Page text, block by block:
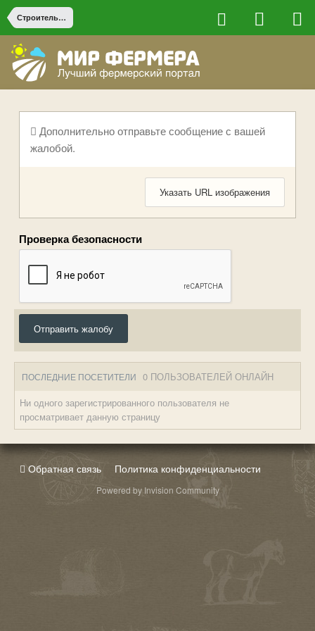
Строительство на ферме
Дополнительно отправьте сообщение с вашей
жалобой.
Указать URL изображения
Проверка безопасности
Отправить жалобу
ПОСЛЕДНИЕ ПОСЕТИТЕЛИ 0 ПОЛЬЗОВАТЕЛЕЙ ОНЛАЙН
Ни одного зарегистрированного пользователя не
просматривает данную страницу
Обратная связь Политика конфиденциальности
Powered by Invision Community